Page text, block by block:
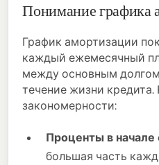
Понимание графика
График амортизации
каждый ежемесячный
между основным
течение жизни
закономерности:
Проценты в начале
большая часть